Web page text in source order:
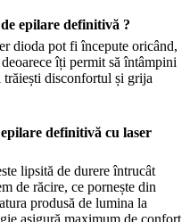
epilare definitivă ?
dioda pot fi începute oricând,
îți permit să întâmpini
trăiești disconfortul și grija
definitivă cu laser
lipsită de durere întrucât
de răcire, ce pornește din
produsă de lumina la
asigură maximum de confort